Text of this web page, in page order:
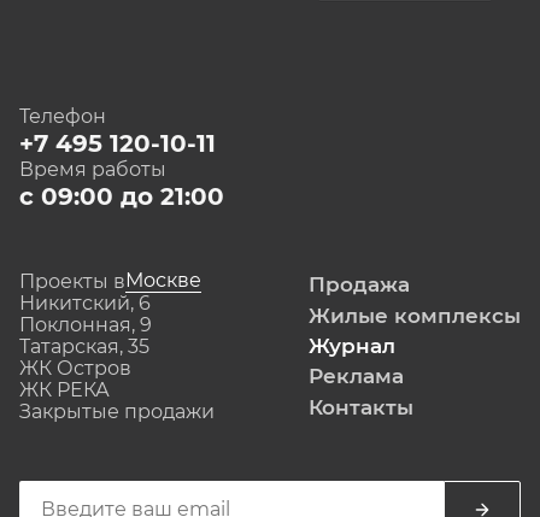
Телефон
+7 495 120-10-11
Время работы
с 09:00 до 21:00
Проекты вМоскве
Никитский, 6
Поклонная, 9
Татарская, 35
ЖК Остров
ЖК РЕКА
Закрытые продажи
Продажа
Жилые комплексы
Журнал
Реклама
Контакты